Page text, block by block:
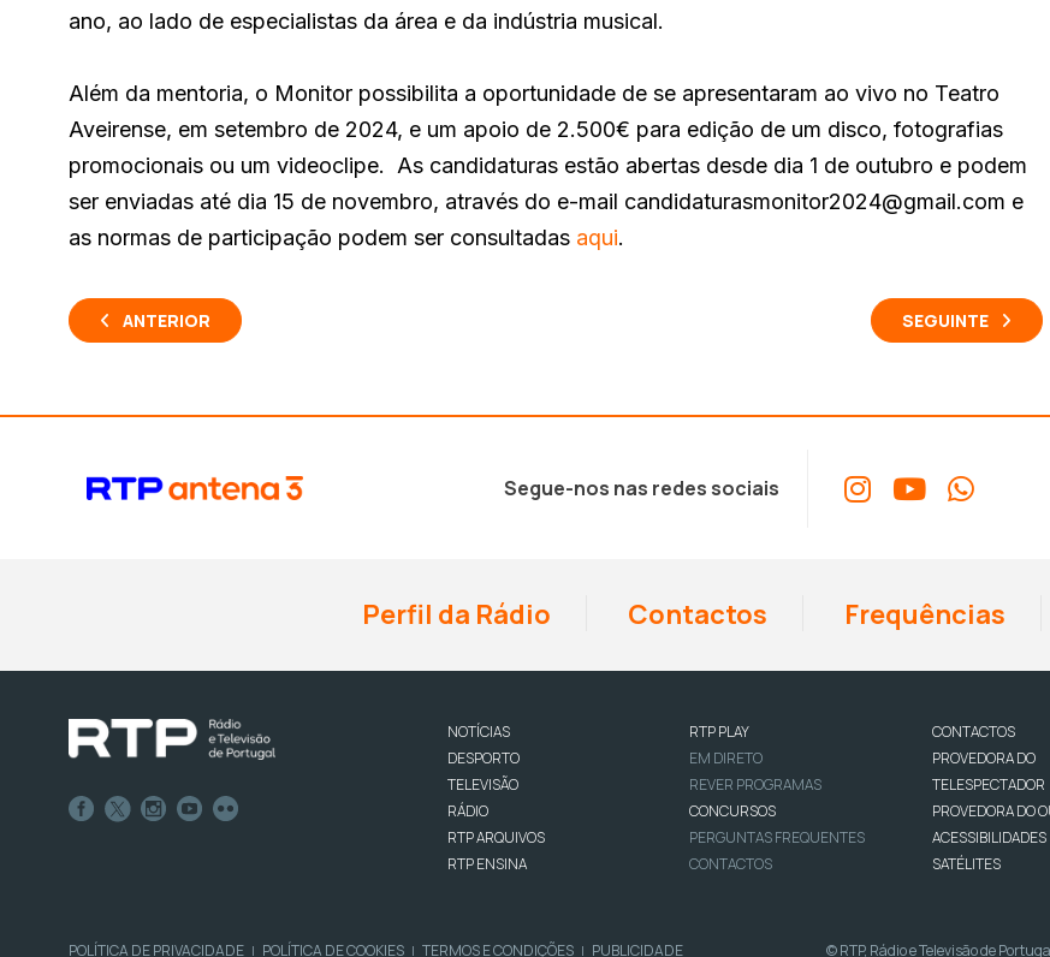
ano, ao lado de especialistas da área e da indústria musical.
Além da mentoria, o Monitor possibilita a oportunidade de se apresentaram ao vivo no Teatro
Aveirense, em setembro de 2024, e um apoio de 2.500€ para edição de um disco, fotografias
promocionais ou um videoclipe. As candidaturas estão abertas desde dia 1 de outubro e podem
ser enviadas até dia 15 de novembro, através do e-mail candidaturasmonitor2024@gmail.com e
as normas de participação podem ser consultadas aqui.
ANTERIOR SEGUINTE
Segue-nos nas redes sociais
Perfil da Rádio Contactos Frequências
NOTÍCIAS
DESPORTO
TELEVISÃO
RÁDIO
RTP ARQUIVOS
RTP ENSINA
RTP PLAY
EM DIRETO
REVER PROGRAMAS
CONCURSOS
PERGUNTAS FREQUENTES
CONTACTOS
CONTACTOS
PROVEDORA DO
TELESPECTADOR
PROVEDORA DO
ACESSIBILIDADES
SATÉLITES
POLÍTICA DE PRIVACIDADE | POLÍTICA DE COOKIES | TERMOS E CONDIÇÕES | PUBLICIDADE © RTP, Rádio e Televisão de